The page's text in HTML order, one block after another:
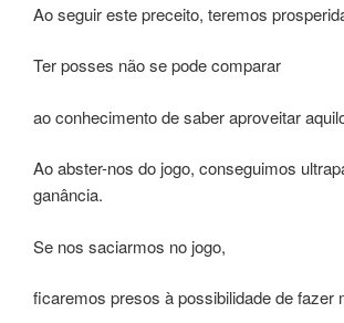
Ao seguir este preceito, teremos
Ter posses não se pode comparar
ao conhecimento de saber aproveitar
Ao abster-nos do jogo, conseguimos
ganância.
Se nos saciarmos no jogo,
ficaremos presos à possibilidade de fazer